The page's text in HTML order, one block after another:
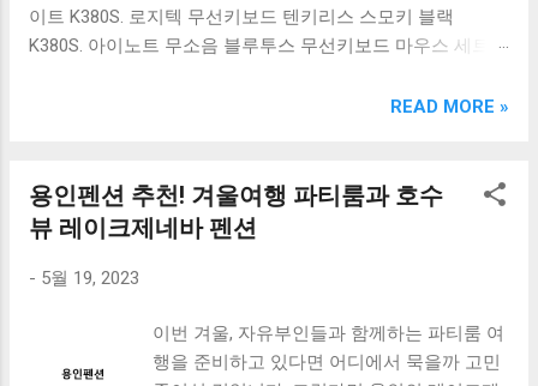
이트 K380S. 로지텍 무선키보드 텐키리스 스모키 블랙
K380S. 아이노트 무소음 블루투스 무선키보드 마우스 세트
OABTKBDA 퓨어 화이트. 코시 베이직 블루투스 키보드
랙. 큐센 멤브레인 무선 키보드 블랙 K1000 일반형 블루투스
키보드 구매를 고려하실 때, 추가 할인 혜택을 놓치지 마세요.
다양한 할인 혜택과 빠른배송 혜택을 놓치지 않도록 먼저 확
인해보세요. 추가할인 확인하기 상품 하나를 사더라도 종류
루투스키보드 같은 상품을 고를 때는 더 고민이 많을 수 밖에
없습니다. 다양한 상품들을 상세스펙 과 가격 을 꼼꼼히 비교
READ MORE »
용인펜션 추천! 겨울여행 파티룸과 호수
뷰 레이크제네바 펜션
- 5월 19, 2023
이번 겨울, 자유부인들과 함께하는 파티룸 여
행을 준비하고 있다면 어디에서 묵을까 고민